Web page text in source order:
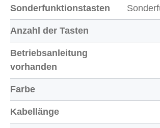
Sonderfunktionstasten
Anzahl der Tasten
Betriebsanleitung
vorhanden
Farbe
Kabellänge